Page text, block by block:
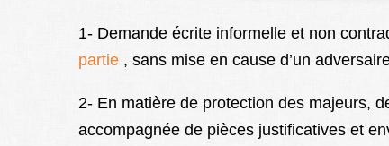
1- Demande écrite informelle et non
partie , sans mise en cause d’un
2- En matière de protection des majeurs,
accompagnée de pièces justificatives et